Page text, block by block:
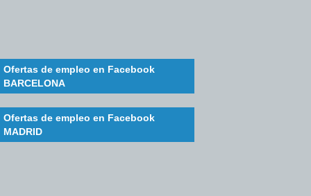
Ofertas de empleo en Facebook
BARCELONA
Ofertas de empleo en Facebook
MADRID